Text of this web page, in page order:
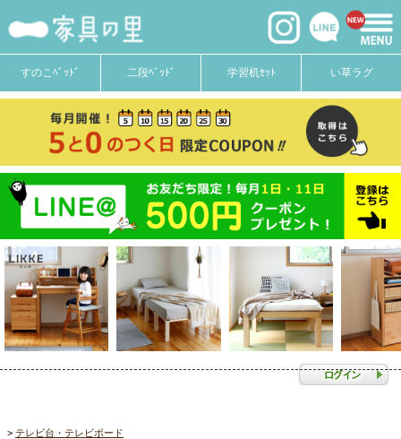
すのこﾍﾞｯﾄﾞ 二段ﾍﾞｯﾄﾞ 学習机ｾｯﾄ い草ラグ
テレビ台・テレビボード